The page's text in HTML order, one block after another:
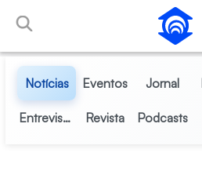
Pular para o Conteúdo principal
Notícias Eventos Jornal
Entrevistas Revista Podcasts